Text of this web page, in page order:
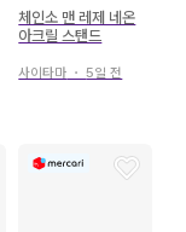
체인소 맨 레제 네온
아크릴 스탠드
사이타마 ・5일 전